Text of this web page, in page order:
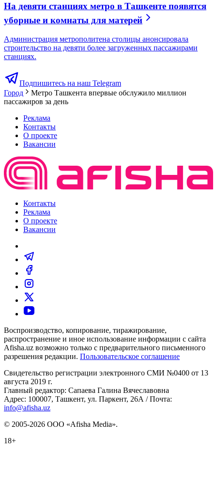
На девяти станциях метро в Ташкенте появятся
уборные и комнаты для матерей
Администрация метрополитена столицы анонсировала
строительство на девяти более загруженных пассажирами
станциях.
Подпишитесь на наш Telegram
Город
Метро Ташкента впервые обслужило миллион
пассажиров за день
Реклама
Контакты
О проекте
Вакансии
Контакты
Реклама
О проекте
Вакансии
Воспроизводство, копирование, тиражирование,
распространение и иное использование информации с сайта
Afisha.uz возможно только с предварительного письменного
разрешения редакции. Пользовательское соглашение
Свидетельство регистрации электронного СМИ №0400 от 13
августа 2019 г.
Главный редактор: Сапаева Галина Вячеславовна
Адрес: 100007, Ташкент, ул. Паркент, 26А / Почта:
info@afisha.uz
© 2005-2026 ООО «Afisha Media».
18+